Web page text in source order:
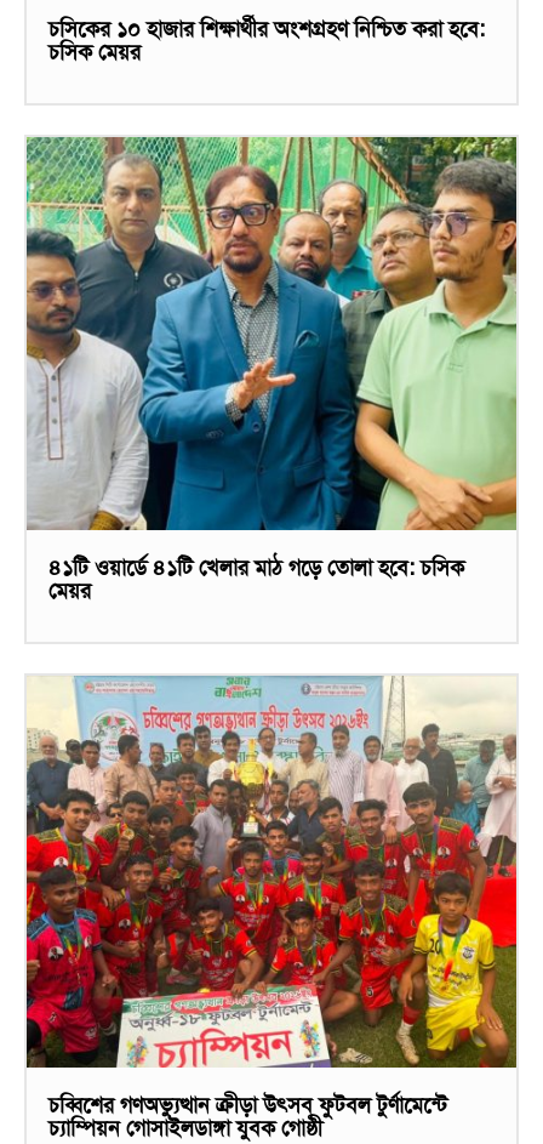
চসিকের ১০ হাজার শিক্ষার্থীর অংশগ্রহণ নিশ্চিত করা হবে:
চসিক মেয়র
৪১টি ওয়ার্ডে ৪১টি খেলার মাঠ গড়ে তোলা হবে: চসিক
মেয়র
চব্বিশের গণঅভ্যুত্থান ক্রীড়া উৎসব ফুটবল টুর্ণামেন্টে
চ্যাম্পিয়ন গোসাইলডাঙ্গা যুবক গোষ্ঠী